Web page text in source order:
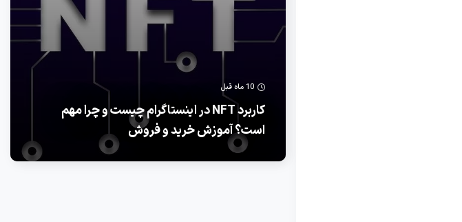
10 ماه قبل
کاربرد NFT در اینستاگرام چیست و چرا مهم
است؟ آموزش خرید و فروش